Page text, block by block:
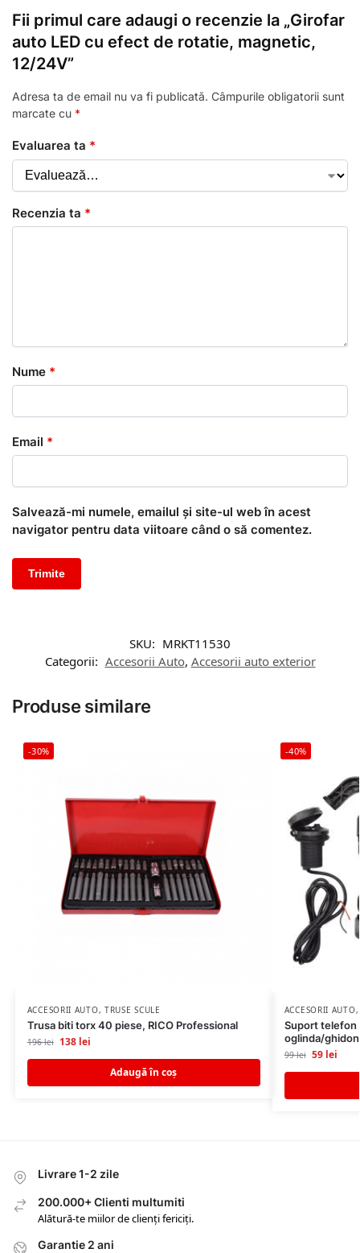
Fii primul care adaugi o recenzie la „Girofar
auto LED cu efect de rotatie, magnetic,
12/24V”
Adresa ta de email nu va fi publicată. Câmpurile obligatorii sunt
marcate cu *
Evaluarea ta *
Recenzia ta *
Nume *
Email *
Salvează-mi numele, emailul și site-ul web în acest
navigator pentru data viitoare când o să comentez.
SKU: MRKT11530
Categorii: Accesorii Auto, Accesorii auto exterior
Produse similare
-30%
ACCESORII AUTO, TRUSE SCULE
Trusa biti torx 40 piese, RICO Professional
196lei 138 lei
Adaugă în coș
-40%
ACCESORII AUTO
Suport telefon
oglinda/ghidon
99lei 59 lei
Livrare 1-2 zile
200.000+ Clienti multumiti
Alătură-te miilor de clienți fericiți.
Garantie 2 ani